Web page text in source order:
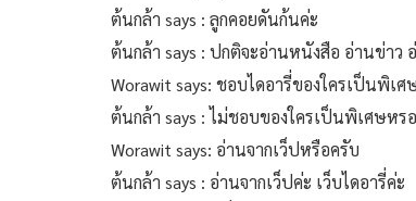
ต้นกล้า says : ลูกคอยดันก้นค่ะ
ต้นกล้า says : ปกติจะอ่านหนังสือ อ่านข่าว
Worawit says: ชอบไดอารี่ของใครเป็นพิเศ
ต้นกล้า says : ไม่ชอบของใครเป็นพิเศษห
Worawit says: อ่านจากเว็ปหรือครับ
ต้นกล้า says : อ่านจากเว็ปค่ะ เว็บไดอารี่ค่ะ